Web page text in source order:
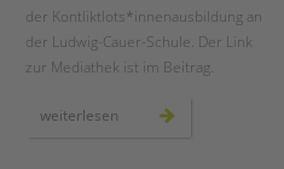
der Kontliktlots*innenausbildung an
der Ludwig-Cauer-Schule. Der Link
zur Mediathek ist im Beitrag.
weiterlesen